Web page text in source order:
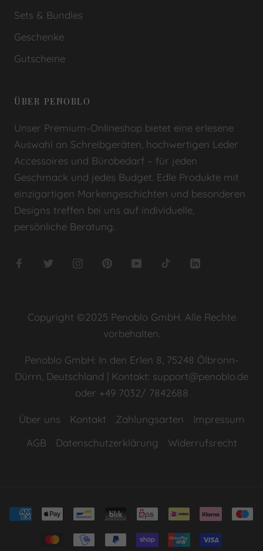
Sets & Bundles
Geschenke
Gutscheine
ÜBER PENOBLO
Unser Premium-Onlineshop bietet eine erlesene
Auswahl an Schreibgeräten, hochwertigen Leder
Accessoires und Bürobedarf – für jeden
Geschmack und jedes Budget. Edle Produkte mit
einzigartigen Markengeschichten und besonderen
Designs treffen bei uns auf individuelle,
persönliche Beratung.
Copyright ©2025 Penoblo GmbH. Alle Rechte
vorbehalten.
Penoblo GmbH: In den Erlen 8, 75248 Ölbronn-
Dürrn, Deutschland | Kontakt: support@penoblo.de
oder +49 7032/ 7842688
Über uns Kontakt Zahlungsarten
Impressum
AGB
Datenschutzerklärung Widerrufsrecht